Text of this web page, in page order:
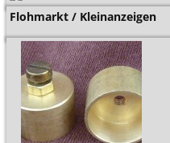
Flohmarkt / Kleinanzeigen